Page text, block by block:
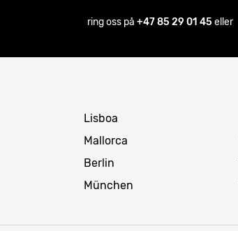
ring oss på +47 85 29 01 45eller
Lisboa
Mallorca
Berlin
München